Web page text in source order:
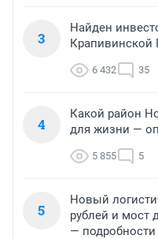
3
Найден
Крапивинской
6 432 35
4
Какой район
для жизни —
5 855 5
5
Новый
рублей и мост
— подробности